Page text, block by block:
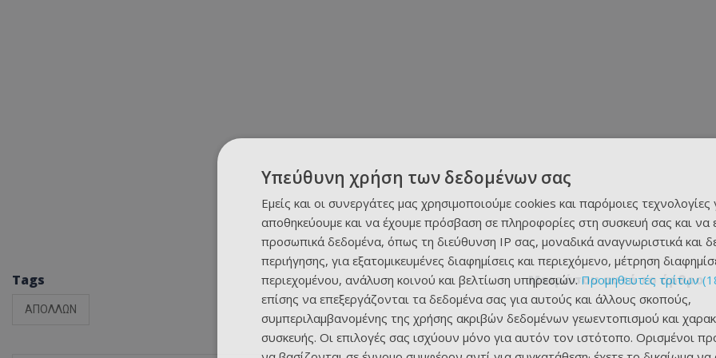
Tags
ΑΠΟΛΛΩΝ
Μοιράσου αυτό το άρθρο
Υπεύθυνη χρήση των δεδομένων σας
Εμείς και οι συνεργάτες μας χρησιμοποιούμε cookies και παρόμοιες τεχνολογίες
αποθηκεύουμε και να έχουμε πρόσβαση σε πληροφορίες στη συσκευή σας και να
προσωπικά δεδομένα, όπως τη διεύθυνση IP σας, μοναδικά αναγνωριστικά και
περιήγησης, για εξατομικευμένες διαφημίσεις και περιεχόμενο, μέτρηση
περιεχομένου, ανάλυση κοινού και βελτίωση υπηρεσιών. Προμηθευτές τρίτων
επίσης να επεξεργάζονται τα δεδομένα σας για αυτούς και άλλους σκοπούς,
συμπεριλαμβανομένης της χρήσης ακριβών δεδομένων γεωεντοπισμού και
συσκευής. Οι επιλογές σας ισχύουν μόνο για αυτόν τον ιστότοπο. Ορισμένοι